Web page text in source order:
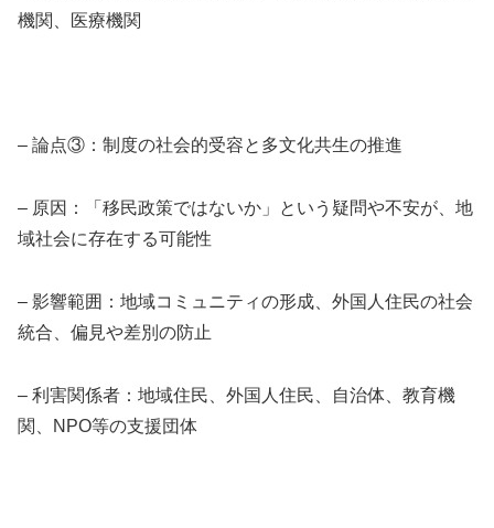
機関、医療機関
– 論点③：制度の社会的受容と多文化共生の推進
– 原因：「移民政策ではないか」という疑問や不安が、地
域社会に存在する可能性
– 影響範囲：地域コミュニティの形成、外国人住民の社会
統合、偏見や差別の防止
– 利害関係者：地域住民、外国人住民、自治体、教育機
関、NPO等の支援団体